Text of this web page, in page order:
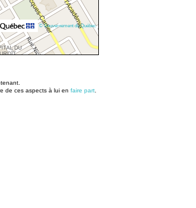
© Gouvernement du Québec
de ces aspects à lui en faire part